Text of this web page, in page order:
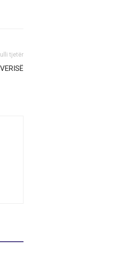
tjetër